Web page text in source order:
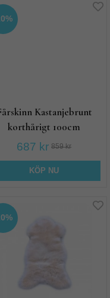
Kastanjebrunt
korthårigt 100cm
687 kr 859 kr
KÖP NU